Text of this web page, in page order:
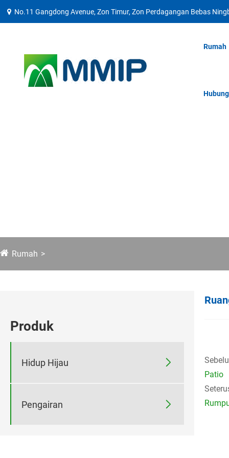
No.11 Gangdong Avenue, Zon Timur, Zon Perdagangan Bebas
Rumah
Rumah
Produk
Hidup Hijau 
Pengairan 
Patio